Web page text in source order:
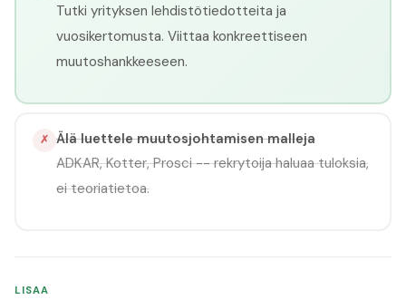
Tutki yrityksen lehdistötiedotteita ja
vuosikertomusta. Viittaa konkreettiseen
muutoshankkeeseen.
✗ Älä luettele muutosjohtamisen malleja
ADKAR, Kotter, Prosci -- rekrytoija haluaa tuloksia,
ei teoriatietoa.
LISAA